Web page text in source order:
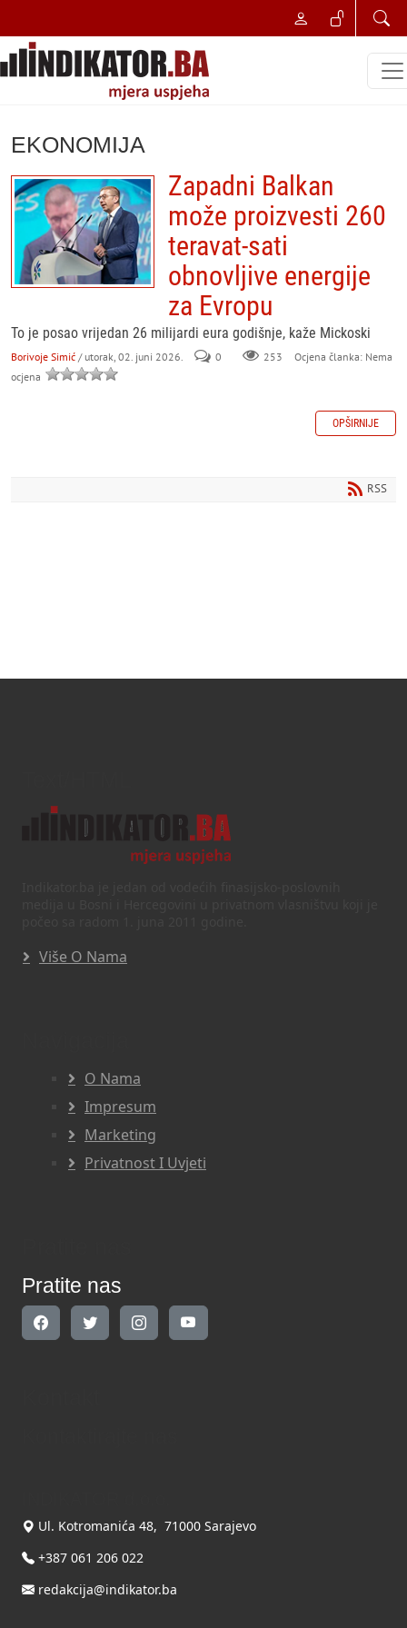
EKONOMIJA
Zapadni Balkan
može proizvesti 260
teravat-sati
obnovljive energije
za Evropu
To je posao vrijedan 26 milijardi eura godišnje, kaže Mickoski
Borivoje Simić / utorak, 02. juni 2026. 0 253
Ocjena članka: Nema
ocjena
OPŠIRNIJE
RSS
Više O Nama
O Nama
Impresum
Marketing
Privatnost I Uvjeti
Pratite nas
Ul. Kotromanića 48, 71000 Sarajevo
+387 061 206 022
redakcija@indikator.ba